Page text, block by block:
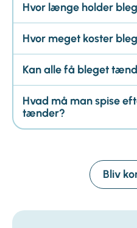
Hvor længe holder
Hvor meget koster
Kan alle få bleget
Hvad må man spise
tænder?
Bliv